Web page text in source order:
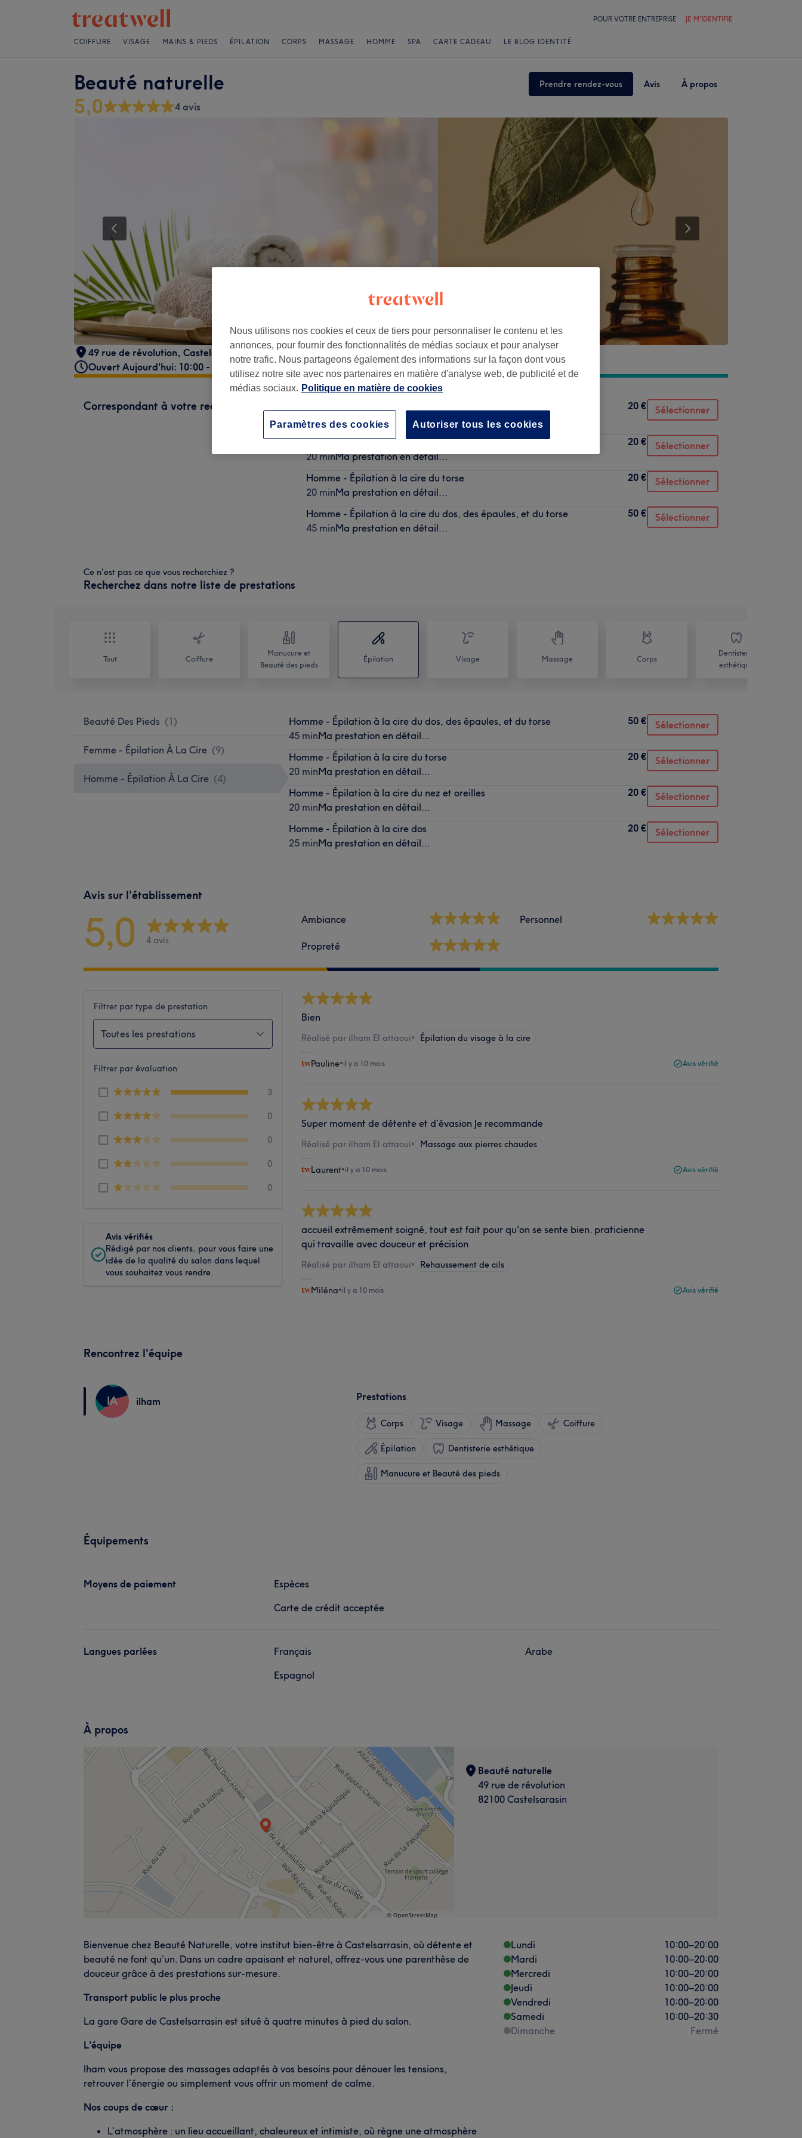
POUR VOTRE ENTREPRISE JE M'IDENTIFIE
COIFFURE VISAGE MAINS & PIEDS ÉPILATION CORPS MASSAGE HOMME SPA CARTE CADEAU LE BLOG IDENTITÉ
Beauté naturelle Prendre rendez-vous Avis À propos
5,0 4 avis
49 rue de révolution, Castelsarasin, 82100
Ouvert Aujourd'hui: 10:00 - 20:30
Correspondant à votre recherche
25 minMa prestation en détail...
20 € Sélectionner
Homme - Épilation à la cire du nez et oreilles
20 minMa prestation en détail...
20 € Sélectionner
Homme - Épilation à la cire du torse
20 minMa prestation en détail...
20 € Sélectionner
Homme - Épilation à la cire du dos, des épaules, et du torse
45 minMa prestation en détail...
50 € Sélectionner
Ce n'est pas ce que vous recherchiez ?
Recherchez dans notre liste de prestations
Tout Coiffure
Manucure et
Beauté des pieds
Épilation Visage Massage Corps
Dentisterie
esthétique
Beauté Des Pieds (1)
Femme - Épilation À La Cire (9)
Homme - Épilation À La Cire (4)
Homme - Épilation à la cire du dos, des épaules, et du torse
45 minMa prestation en détail...
50 € Sélectionner
Homme - Épilation à la cire du torse
20 minMa prestation en détail...
20 € Sélectionner
Homme - Épilation à la cire du nez et oreilles
20 minMa prestation en détail...
20 € Sélectionner
Homme - Épilation à la cire dos
25 minMa prestation en détail...
20 € Sélectionner
Avis sur l'établissement
5,0 4 avis
Ambiance
Propreté
Personnel
Filtrer par type de prestation
Toutes les prestations
Filtrer par évaluation
3
0
0
0
0
Avis vérifiés
Rédigé par nos clients, pour vous faire une
idée de la qualité du salon dans lequel
vous souhaitez vous rendre.
Bien
Réalisé par ilham El attaoui• Épilation du visage à la cire
Pauline•il y a 10 mois Avis vérifié
Super moment de détente et d’évasion Je recommande
Réalisé par ilham El attaoui• Massage aux pierres chaudes
Laurent•il y a 10 mois Avis vérifié
accueil extrêmement soigné, tout est fait pour qu'on se sente bien. praticienne
qui travaille avec douceur et précision
Réalisé par ilham El attaoui• Rehaussement de cils
Miléna•il y a 10 mois Avis vérifié
Rencontrez l'équipe
IA ilham Prestations
Corps Visage Massage Coiffure
Épilation Dentisterie esthétique
Manucure et Beauté des pieds
Équipements
Moyens de paiement
Espèces
Carte de crédit acceptée
Langues parlées
Français
Espagnol
Arabe
À propos
Beauté naturelle
49 rue de révolution
82100 Castelsarasin
Bienvenue chez Beauté Naturelle, votre institut bien-être à Castelsarrasin, où détente et
beauté ne font qu’un. Dans un cadre apaisant et naturel, offrez-vous une parenthèse de
douceur grâce à des prestations sur-mesure.
Transport public le plus proche
La gare Gare de Castelsarrasin est situé à quatre minutes à pied du salon.
L'équipe
lham vous propose des massages adaptés à vos besoins pour dénouer les tensions,
retrouver l’énergie ou simplement vous offrir un moment de calme.
Nos coups de cœur :
L’atmosphère : un lieu accueillant, chaleureux et intimiste, où règne une atmosphère
Lundi 10:00–20:00
Mardi
10:00–20:00
Mercredi
10:00–20:00
Jeudi
10:00–20:00
Vendredi
10:00–20:00
Samedi
10:00–20:30
Dimanche
Fermé
Nous utilisons nos cookies et ceux de tiers pour personnaliser le contenu et les
annonces, pour fournir des fonctionnalités de médias sociaux et pour analyser
notre trafic. Nous partageons également des informations sur la façon dont vous
utilisez notre site avec nos partenaires en matière d'analyse web, de publicité et de
médias sociaux. Politique en matière de cookies
Autoriser tous les cookies
Paramètres des cookies